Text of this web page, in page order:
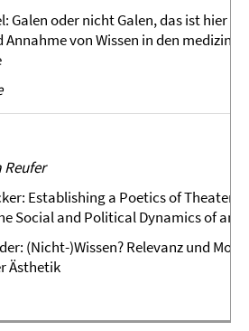
Galen oder nicht Galen, das ist hier
von Wissen in den
Establishing a Poetics of Theater
and Political Dynamics of an
(Nicht-)Wissen? Relevanz und